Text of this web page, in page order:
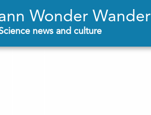
Wonder Wander
news and culture